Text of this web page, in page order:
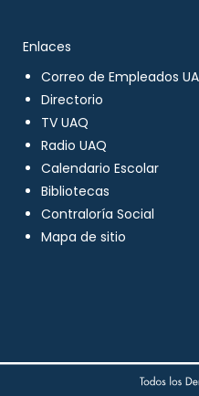
Enlaces
Correo de Empleados
Directorio
TV UAQ
Radio UAQ
Calendario Escolar
Bibliotecas
Contraloría Social
Mapa de sitio